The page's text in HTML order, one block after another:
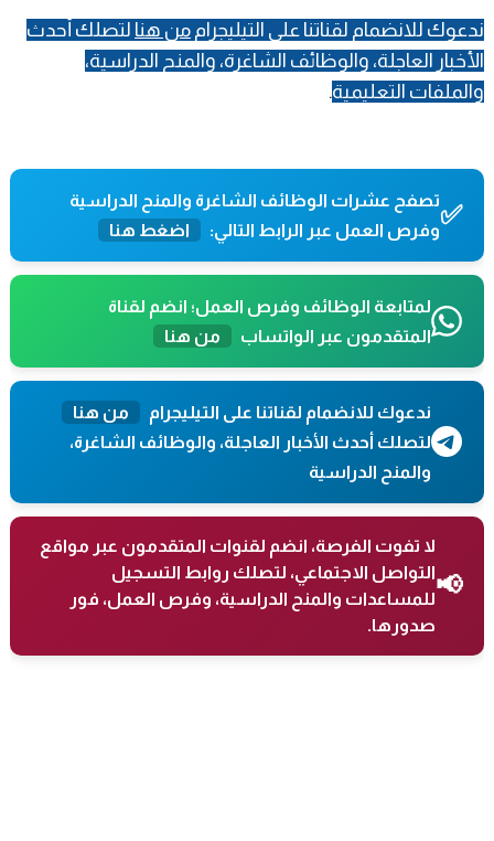
ندعوك للانضمام لقناتنا على التيليجرام من هنا لتصلك أحدث
الأخبار العاجلة، والوظائف الشاغرة، والمنح الدراسية،
والملفات التعليمية.
✅تصفح عشرات الوظائف الشاغرة والمنح الدراسية
وفرص العمل عبر الرابط التالي:
اضغط هنا
لمتابعة الوظائف وفرص العمل؛ انضم لقناة
المتقدمون عبر الواتساب
من هنا
ندعوك للانضمام لقناتنا على التيليجرام
من هنا
لتصلك أحدث الأخبار العاجلة، والوظائف الشاغرة،
والمنح الدراسية
📢
لا تفوت الفرصة، انضم لقنوات المتقدمون عبر مواقع
التواصل الاجتماعي، لتصلك روابط التسجيل
للمساعدات والمنح الدراسية، وفرص العمل، فور
صدورها.